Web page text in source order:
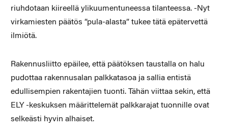
riuhdotaan kiireellä ylikuumentuneessa tilanteessa. -Nyt
virkamiesten päätös ”pula-alasta” tukee tätä epätervettä
ilmiötä.
Rakennusliitto epäilee, että päätöksen taustalla on halu
pudottaa rakennusalan palkkatasoa ja sallia entistä
edullisempien rakentajien tuonti. Tähän viittaa sekin, että
ELY -keskuksen määrittelemät palkkarajat tuonnille ovat
selkeästi hyvin alhaiset.